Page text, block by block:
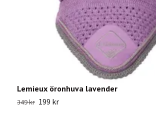
Lemieux öronhuva lavender
349 kr 199 kr